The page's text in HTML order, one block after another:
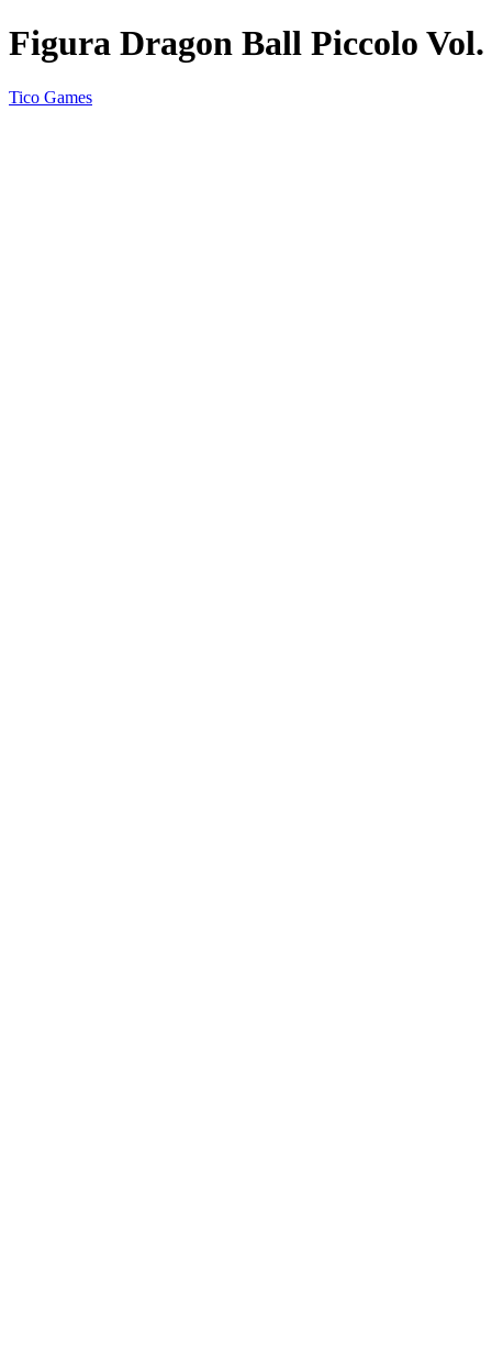
Figura Dragon Ball Piccolo Vol.
Tico Games